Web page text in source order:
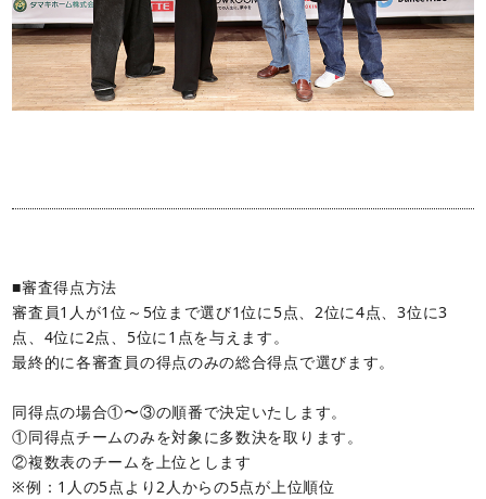
■審査得点方法
審査員1人が1位～5位まで選び1位に5点、2位に4点、3位に3
点、4位に2点、5位に1点を与えます。
最終的に各審査員の得点のみの総合得点で選びます。
同得点の場合①〜③の順番で決定いたします。
①同得点チームのみを対象に多数決を取ります。
②複数表のチームを上位とします
※例：1人の5点より2人からの5点が上位順位